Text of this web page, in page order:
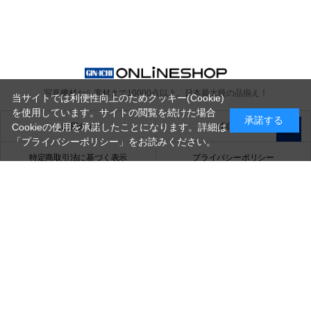
写真機材から素材まで10000点以上。 日本最大級の品揃え！
ご利用ガイド ご利用規約
特定商取引法に基づく表示 プライバシーポリシー
当サイトでは利便性向上のためクッキー(Cookie)
を使用しています。サイトの閲覧を続けた場合
Cookieの使用を承諾したことになります。詳細は
「プライバシーポリシー」 をお読みください。
承諾する